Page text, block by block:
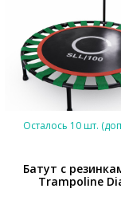
Осталось 10 шт.
Батут с
Trampoline